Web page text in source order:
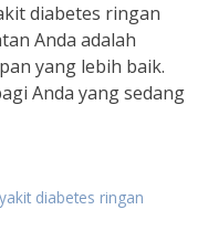
diabetes ringan
Anda adalah
yang lebih baik.
Anda yang sedang
diabetes ringan